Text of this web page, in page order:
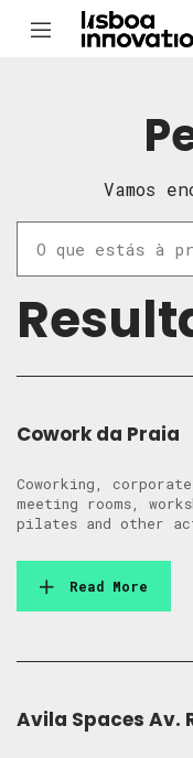
Vamos
Cowork da Praia
Coworking,
meeting rooms,
pilates and other
Read More
Avila Spaces Av.